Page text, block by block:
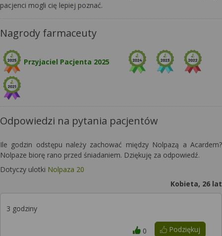
pacjenci mogli cię lepiej poznać.
Nagrody farmaceuty
Przyjaciel Pacjenta 2025
Odpowiedzi na pytania pacjentów
Ile godzin odstępu należy zachować między Nolpazą a Acardem?
Nolpaze biorę rano przed śniadaniem. Dziękuję za odpowiedź.
Dotyczy ulotki Nolpaza 20
Kobieta, 26 lat
3 godziny
Podziękuj
0